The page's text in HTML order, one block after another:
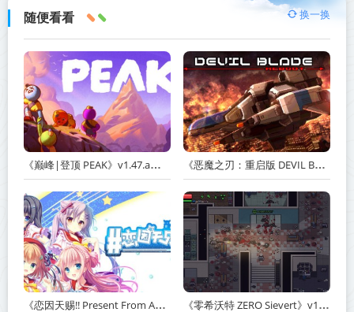
随便看看 换一换
《巅峰|登顶 PEAK》v1.47.a【单机+联机】丨中文版网盘下载 《恶魔之刃：重启版 DEVIL BLADE REBOOT》v1.2.4-免安装中文版丨中文版网盘下载
《恋因天赐!! Present From Angel Template!! An Angel's Gift》Build.23930554-免安装中文版丨中文版网盘下载 《零希沃特 ZERO Sievert》v1.2.59-免安装中文版丨中文版网盘下载